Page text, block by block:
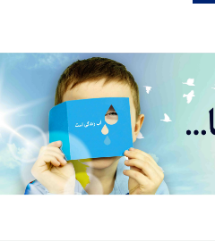
ترامپ نماد فساد،
جنگ‌طلبی است!